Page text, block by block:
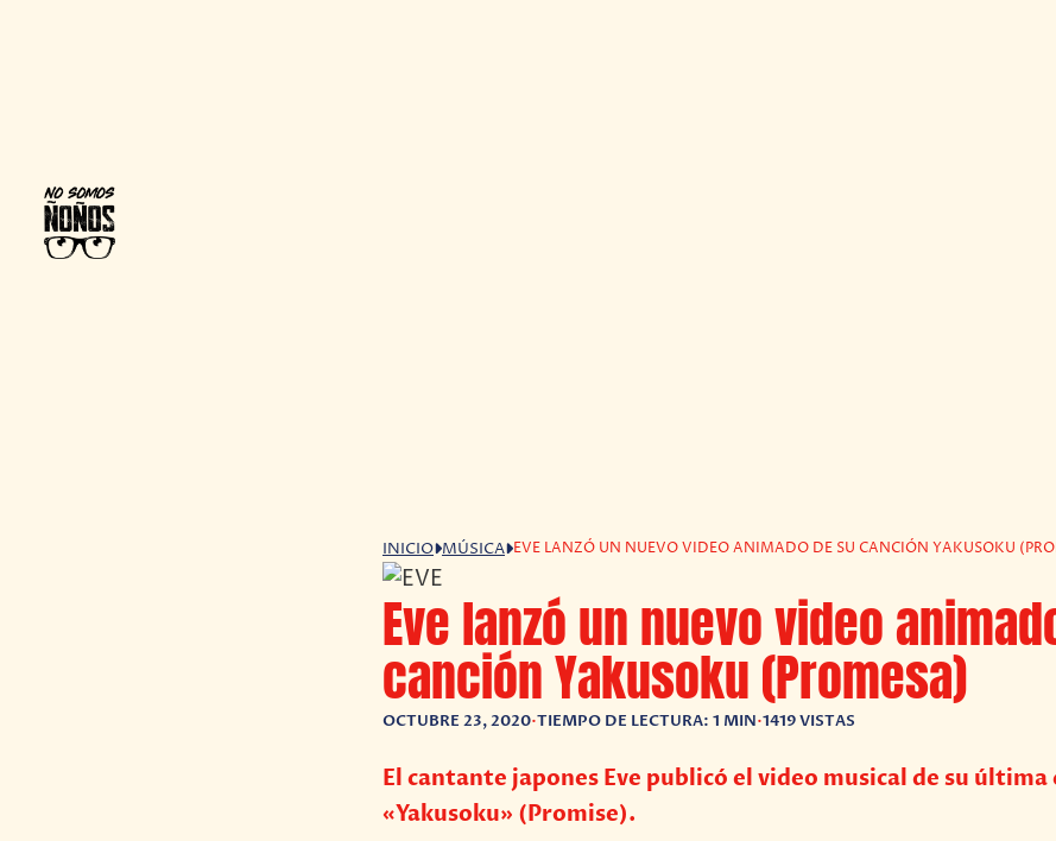
INICIO MÚSICA EVE LANZÓ UN NUEVO VIDEO ANIMADO DE SU CANCIÓN YAKUSOKU
Eve lanzó un nuevo video
canción Yakusoku (Promesa)
OCTUBRE 23, 2020•TIEMPO DE LECTURA: 1 MIN•1419 VISTAS
El cantante japones Eve publicó el video musical de su última
«Yakusoku» (Promise).